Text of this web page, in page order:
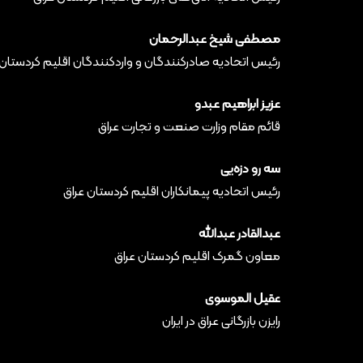
مصطفی شیخ عبدالرحمان
رئیس اتحادیه صادرکنندگان و واردکنندگان اقلیم
عزیز ابراهیم عبدو
قائم مقام وزارت صنعت و تجارت عراق
سه رو دزه‌یی
رئیس اتحادیه پیمانکاران اقلیم کردستان عراق
عبدالقادر عبدالله
معاون گمرک اقلیم کردستان عراق
عقیل الموسوی
رایزن بازرگانی عراق در ایران